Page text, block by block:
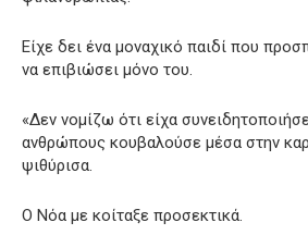
Είχε δει ένα μοναχικό παιδί που
να επιβιώσει μόνο του.
«Δεν νομίζω ότι είχα
ανθρώπους κουβαλούσε μέσα στην
ψιθύρισα.
Ο Νόα με κοίταξε προσεκτικά.